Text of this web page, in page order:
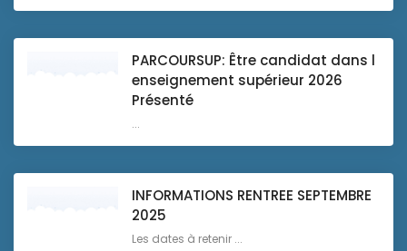
PARCOURSUP: Être candidat dans l
enseignement supérieur 2026
Présenté
...
INFORMATIONS RENTREE SEPTEMBRE
2025
Les dates à retenir ...